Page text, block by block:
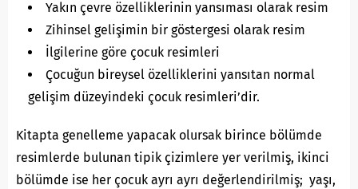
Yakın çevre özelliklerinin yansıması olarak resim
Zihinsel gelişimin bir göstergesi olarak resim
İlgilerine göre çocuk resimleri
Çocuğun bireysel özelliklerini yansıtan normal
gelişim düzeyindeki çocuk resimleri’dir.
Kitapta genelleme yapacak olursak birince bölümde
resimlerde bulunan tipik çizimlere yer verilmiş, ikinci
bölümde ise her çocuk ayrı ayrı değerlendirilmiş; yaşı,